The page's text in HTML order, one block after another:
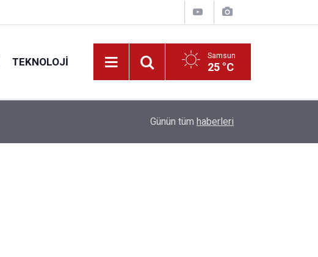
TEKNOLOJI Samsun
25 °C
Fahiş fiyatlar nedeniyle işletmelere 101 milyon
Günün tüm haberleri